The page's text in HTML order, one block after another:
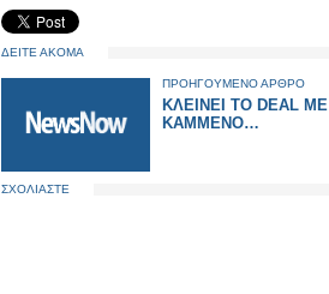
ΔΕΙΤΕ ΑΚΟΜΑ
ΠΡΟΗΓΟΥΜΕΝΟ ΑΡΘΡΟ
ΚΛΕΙΝΕΙ ΤΟ DEAL ΜΕ
ΚΑΜΜΕΝΟ…
ΣΧΟΛΙΑΣΤΕ